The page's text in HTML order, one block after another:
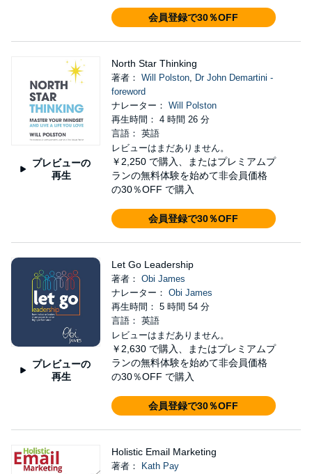
会員登録で30％OFF
プレビューの
再生
North Star Thinking
著者： Will Polston, Dr John Demartini -
foreword
ナレーター： Will Polston
再生時間： 4 時間 26 分
言語： 英語
レビューはまだありません。
￥2,250 で購入、またはプレミアムプ
ランの無料体験を始めて非会員価格
の30％OFF で購入
会員登録で30％OFF
プレビューの
再生
Let Go Leadership
著者： Obi James
ナレーター： Obi James
再生時間： 5 時間 54 分
言語： 英語
レビューはまだありません。
￥2,630 で購入、またはプレミアムプ
ランの無料体験を始めて非会員価格
の30％OFF で購入
会員登録で30％OFF
Holistic Email Marketing
著者：
Kath Pay